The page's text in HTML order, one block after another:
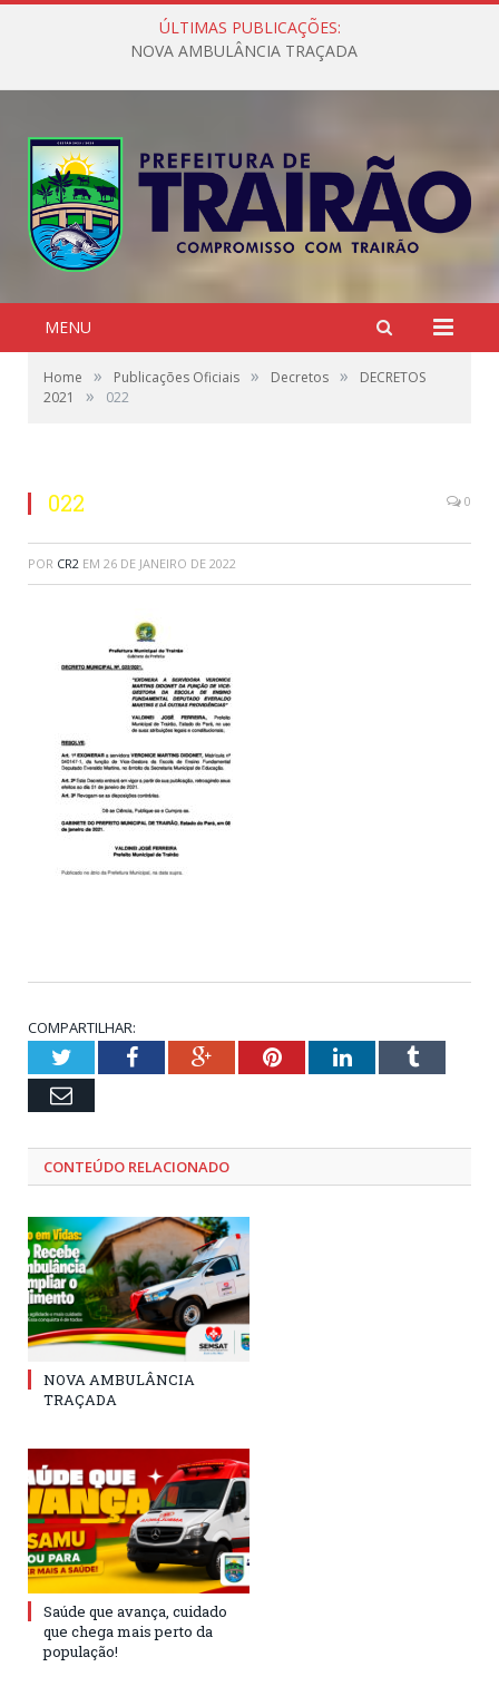
ÚLTIMAS PUBLICAÇÕES:
NOVA AMBULÂNCIA TRAÇADA
MENU
Home » Publicações Oficiais » Decretos »
DECRETOS
2021
» 022
022 0
POR CR2 EM 26 DE JANEIRO DE 2022
COMPARTILHAR:
TwitterFacebookGoogle+PinterestLinkedInTumblr
Email
CONTEÚDO RELACIONADO
NOVA AMBULÂNCIA
TRAÇADA
Saúde que avança, cuidado
que chega mais perto da
população!